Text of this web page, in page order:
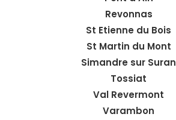
Revonnas
St Etienne du Bois
St Martin du Mont
Simandre sur Suran
Tossiat
Val Revermont
Varambon